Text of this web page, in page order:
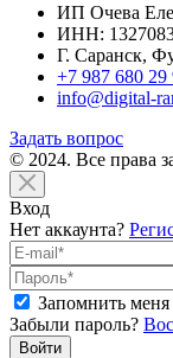
ИП Очева
ИНН:
Г. Саранск,
+7 987 680 29
info@digital-
Задать вопрос
© 2024. Все права
Вход
Нет аккаунта?
Запомнить меня
Забыли пароль?
Войти